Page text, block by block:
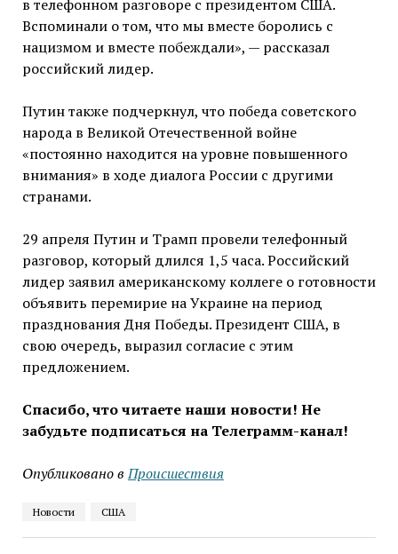
в телефонном разговоре с президентом США.
Вспоминали о том, что мы вместе боролись с
нацизмом и вместе побеждали», — рассказал
российский лидер.
Путин также подчеркнул, что победа советского
народа в Великой Отечественной войне
«постоянно находится на уровне повышенного
внимания» в ходе диалога России с другими
странами.
29 апреля Путин и Трамп провели телефонный
разговор, который длился 1,5 часа. Российский
лидер заявил американскому коллеге о готовности
объявить перемирие на Украине на период
празднования Дня Победы. Президент США, в
свою очередь, выразил согласие с этим
предложением.
Спасибо, что читаете наши новости! Не
забудьте подписаться на Телеграмм-канал!
Опубликовано в Проиcшествия
Новости США